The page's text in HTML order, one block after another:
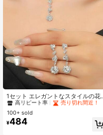
1セット エレガントなスタイルの花
嫁ネックレス&ピアスジュエリーセッ
ト、ファッションアクセサリー、ウ
ェディングイベント、コスプレの衣
装小物に適しています
#6 ベストセラー
高リピート率
売り切れ間近！
#6 ベストセラー
シルバー ブライダルファッションジュエリーセット
高リピート率
#6 ベストセラー
シルバー ブライダルファッションジュエリーセット
高リピート率
#6 ベストセラー
シルバー ブライダルファッションジュエリーセット
売り切れ間近！
100+ sold
¥484